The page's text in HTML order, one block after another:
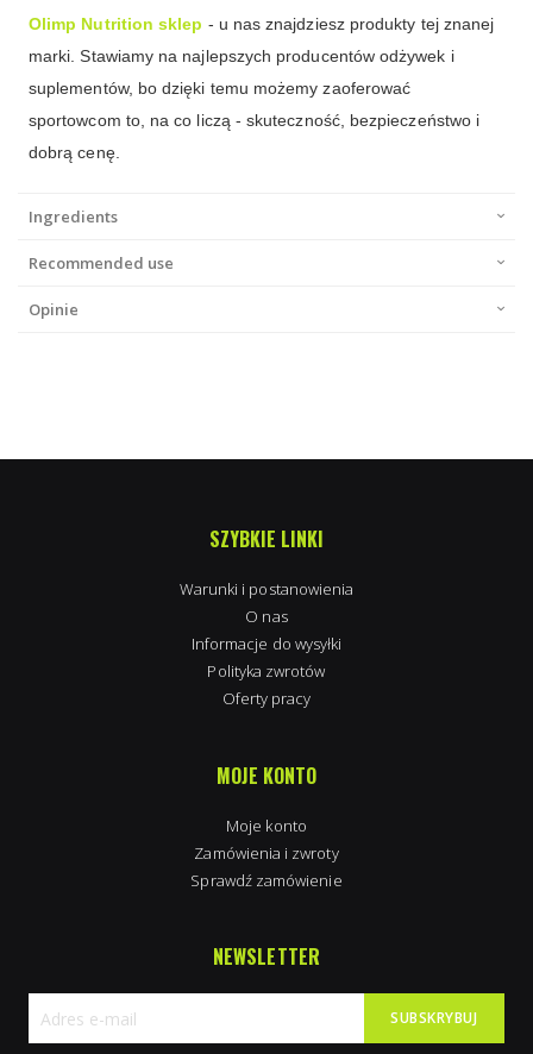
Olimp Nutrition sklep - u nas znajdziesz produkty tej znanej
marki. Stawiamy na najlepszych producentów odżywek i
suplementów, bo dzięki temu możemy zaoferować
sportowcom to, na co liczą - skuteczność, bezpieczeństwo i
dobrą cenę.
Ingredients
Recommended use
Opinie
SZYBKIE LINKI
Warunki i postanowienia
O nas
Informacje do wysyłki
Polityka zwrotów
Oferty pracy
MOJE KONTO
Moje konto
Zamówienia i zwroty
Sprawdź zamówienie
NEWSLETTER
SUBSKRYBUJ